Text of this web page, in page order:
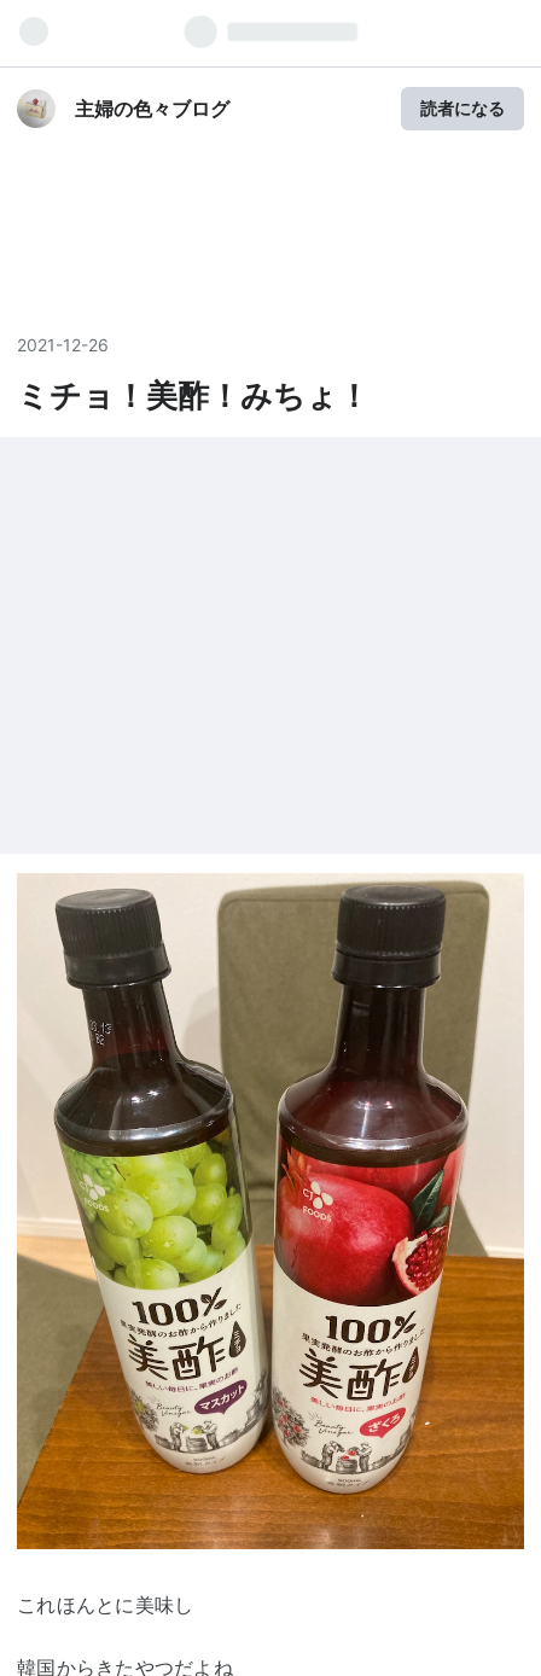
主婦の色々ブログ 読者になる
2021-12-26
ミチョ！美酢！みちょ！
これほんとに美味し
韓国からきたやつだよね